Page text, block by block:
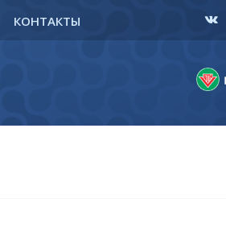
КОНТАКТЫ